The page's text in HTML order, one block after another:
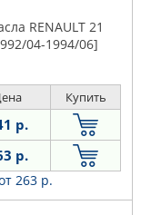
RENAULT 21
04-1994/06]
Купить
р.
р.
263 р.